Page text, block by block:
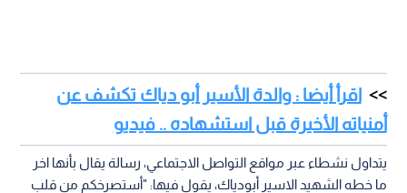
اقرأ أيضا : والدة الأسير أبو دياك تكشف عن
أمنياته الأخيرة قبل استشهاده .. فيديو
يتداول نشطاء عبر مواقع التواصل الاجتماعي، رسالة يقال بأنها اخر
ما خطه الشهيد الاسير أبودياك، يقول فيها: "أستصرخكم من قلب